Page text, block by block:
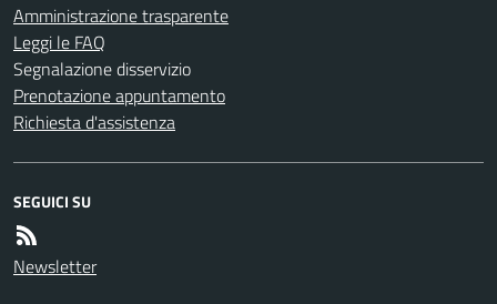
Amministrazione trasparente
Leggi le FAQ
Segnalazione disservizio
Prenotazione appuntamento
Richiesta d'assistenza
SEGUICI SU
Newsletter